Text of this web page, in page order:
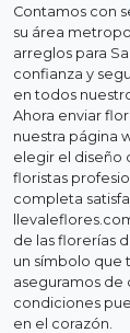
Contamos con
su área
arreglos para
confianza y
en todos
Ahora enviar
nuestra página
elegir el diseño
floristas
completa
de las florerías
un símbolo que
aseguramos de
condiciones
en el corazón.